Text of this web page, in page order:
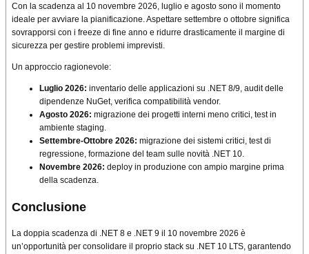
Con la scadenza al 10 novembre 2026, luglio e agosto sono il momento
ideale per avviare la pianificazione. Aspettare settembre o ottobre significa
sovrapporsi con i freeze di fine anno e ridurre drasticamente il margine di
sicurezza per gestire problemi imprevisti.
Un approccio ragionevole:
Luglio 2026: inventario delle applicazioni su .NET 8/9, audit delle
dipendenze NuGet, verifica compatibilità vendor.
Agosto 2026: migrazione dei progetti interni meno critici, test in
ambiente staging.
Settembre-Ottobre 2026: migrazione dei sistemi critici, test di
regressione, formazione del team sulle novità .NET 10.
Novembre 2026: deploy in produzione con ampio margine prima
della scadenza.
Conclusione
La doppia scadenza di .NET 8 e .NET 9 il 10 novembre 2026 è
un’opportunità per consolidare il proprio stack su .NET 10 LTS, garantendo